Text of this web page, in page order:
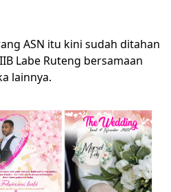
ASN itu kini sudah ditahan
Labe Ruteng bersamaan
lainnya.